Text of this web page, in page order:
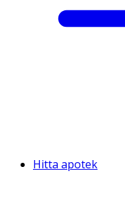
Hitta apotek